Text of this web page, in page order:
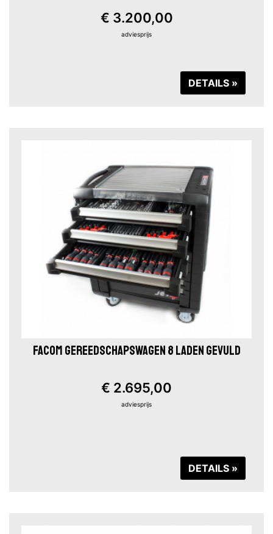
€ 3.200,00
adviesprijs
DETAILS »
FACOM GEREEDSCHAPSWAGEN 8 LADEN GEVULD
€ 2.695,00
adviesprijs
DETAILS »